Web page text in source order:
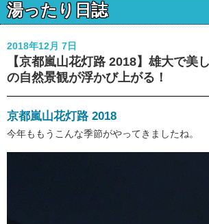
湯ったり日誌
2018年12月 7日
【京都嵐山花灯路 2018】雄大で美
の自然景観が浮かび上がる！
京都嵐山花灯路 2018
今年ももうこんな季節がやってきましたね。